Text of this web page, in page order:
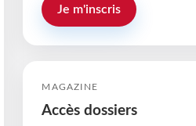
Je m'inscris
MAGAZINE
Accès dossiers